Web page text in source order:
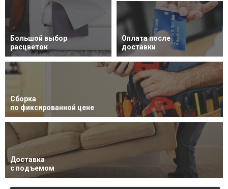
Большой выбор
расцветок
Оплата после
доставки
Сборка
по фиксированной цене
Доставка
с подъемом